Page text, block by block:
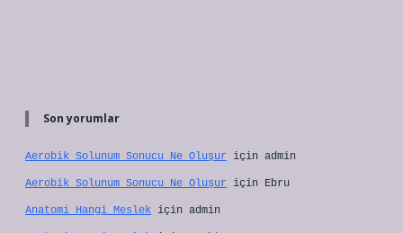
Son yorumlar
Aerobik Solunum Sonucu Ne Oluşur için admin
Aerobik Solunum Sonucu Ne Oluşur için Ebru
Anatomi Hangi Meslek için admin